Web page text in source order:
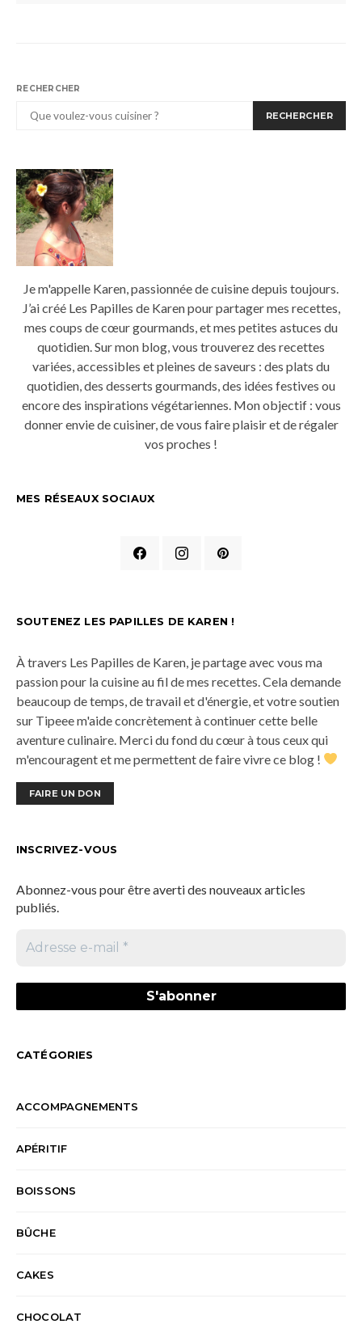
RECHERCHER
RECHERCHER
Je m'appelle Karen, passionnée de cuisine depuis toujours.
J’ai créé Les Papilles de Karen pour partager mes recettes,
mes coups de cœur gourmands, et mes petites astuces du
quotidien. Sur mon blog, vous trouverez des recettes
variées, accessibles et pleines de saveurs : des plats du
quotidien, des desserts gourmands, des idées festives ou
encore des inspirations végétariennes. Mon objectif : vous
donner envie de cuisiner, de vous faire plaisir et de régaler
vos proches !
MES RÉSEAUX SOCIAUX
SOUTENEZ LES PAPILLES DE KAREN !
À travers Les Papilles de Karen, je partage avec vous ma
passion pour la cuisine au fil de mes recettes. Cela demande
beaucoup de temps, de travail et d'énergie, et votre soutien
sur Tipeee m'aide concrètement à continuer cette belle
aventure culinaire. Merci du fond du cœur à tous ceux qui
m'encouragent et me permettent de faire vivre ce blog !
FAIRE UN DON
INSCRIVEZ-VOUS
Abonnez-vous pour être averti des nouveaux articles
publiés.
CATÉGORIES
ACCOMPAGNEMENTS
APÉRITIF
BOISSONS
BÛCHE
CAKES
CHOCOLAT